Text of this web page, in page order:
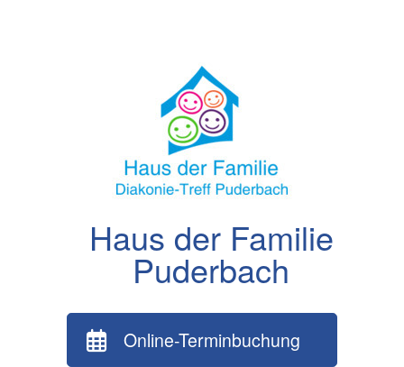
Haus der Familie
Puderbach
Online-Terminbuchung